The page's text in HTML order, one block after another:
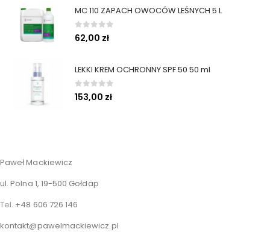
MC 110 ZAPACH OWOCÓW LEŚNYCH 5 L
0out of 5
62,00 zł
LEKKI KREM OCHRONNY SPF 50 50 ml
0out of 5
153,00 zł
Paweł Mackiewicz
ul. Polna 1, 19-500 Gołdap
Tel. +48 606 726 146
kontakt@pawelmackiewicz.pl